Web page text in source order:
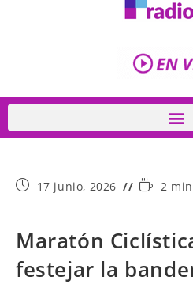
17 junio, 2026 2
Maratón
festejar la